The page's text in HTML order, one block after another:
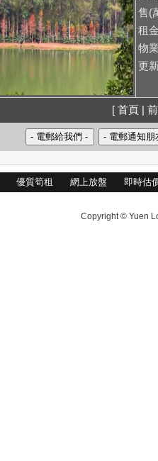
售(
租
物
更
[ 首頁 |
優質筍租 網上放盤 即時估
Copyright © Yuen